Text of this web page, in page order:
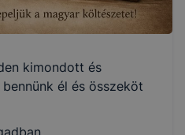
kimondott és
él és összeköt